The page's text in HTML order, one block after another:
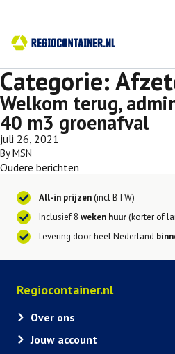
Categorie:
Welkom terug,
40 m3 groenafval
juli 26, 2021
ByMSN
Oudere berichten
All-in prijzen(incl BTW)
Inclusief 8 weken huur(korter of
Levering door heel Nederland
Regiocontainer.nl
Over ons
Jouw account